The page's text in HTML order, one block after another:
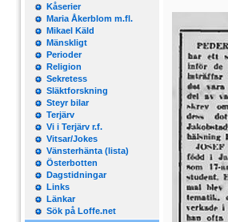
Kåserier
Maria Åkerblom m.fl.
Mikael Käld
Mänskligt
Perioder
Religion
Sekretess
Släktforskning
Steyr bilar
Terjärv
Vi i Terjärv r.f.
Vitsar/Jokes
Vänsterhänta (lista)
Österbotten
Dagstidningar
Links
Länkar
Sök på Loffe.net